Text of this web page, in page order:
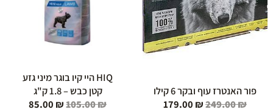
פור האנטרז עוף ובקר 6 קילו
249.00₪
179.00 ₪
HIQ היי קיו בוגר מיני גזע
קטן כבש – 1.8 ק"ג
105.00₪
85.00 ₪